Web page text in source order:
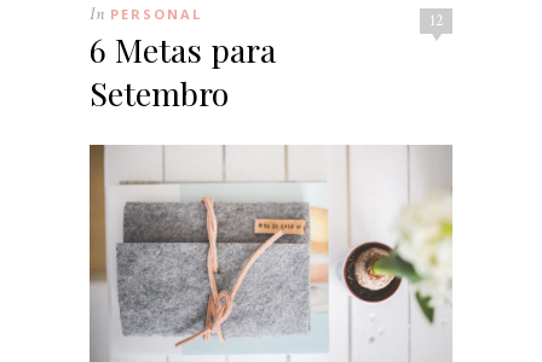
12
In PERSONAL
6 Metas para
Setembro